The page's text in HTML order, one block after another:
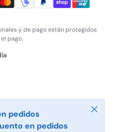
y de pago están protegidos
pago.
pedidos
en pedidos
Cerrar